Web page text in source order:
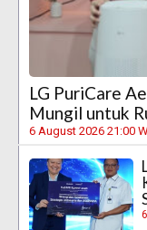
LG PuriCare
Mungil untuk
6 August 2026 21:00